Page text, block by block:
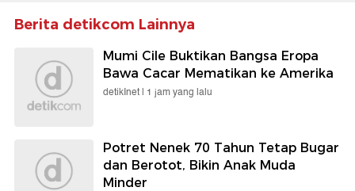
Berita detikcom Lainnya
Mumi Cile Buktikan Bangsa Eropa
Bawa Cacar Mematikan ke Amerika
detikInet | 1 jam yang lalu
Potret Nenek 70 Tahun Tetap Bugar
dan Berotot, Bikin Anak Muda
Minder